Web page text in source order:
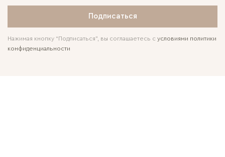
Подписаться
Нажимая кнопку “Подписаться”, вы соглашаетесь с условиями политики
конфиденциальности